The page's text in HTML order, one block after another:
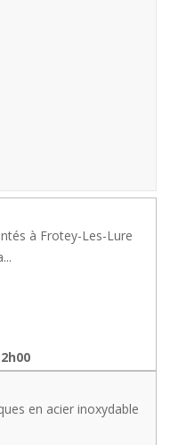
à Frotey-Les-Lure
en acier inoxydable